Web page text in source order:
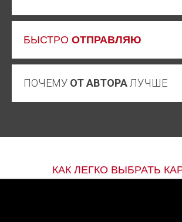
БЫСТРО ОТПРАВЛЯЮ
ПОЧЕМУ ОТ АВТОРАЛУЧШЕ
КАК ЛЕГКО ВЫБРАТЬ